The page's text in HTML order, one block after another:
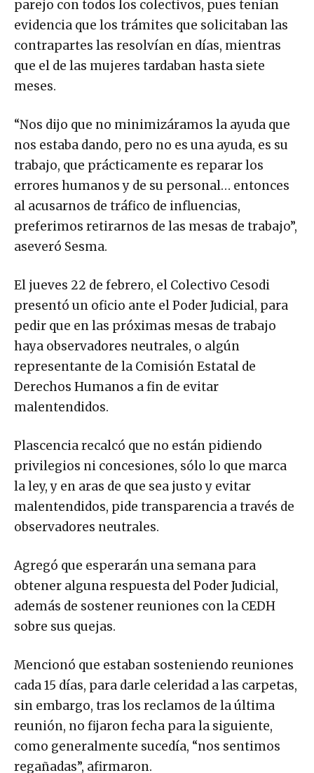
parejo con todos los colectivos, pues tenían
evidencia que los trámites que solicitaban las
contrapartes las resolvían en días, mientras
que el de las mujeres tardaban hasta siete
meses.
“Nos dijo que no minimizáramos la ayuda que
nos estaba dando, pero no es una ayuda, es su
trabajo, que prácticamente es reparar los
errores humanos y de su personal… entonces
al acusarnos de tráfico de influencias,
preferimos retirarnos de las mesas de trabajo”,
aseveró Sesma.
El jueves 22 de febrero, el Colectivo Cesodi
presentó un oficio ante el Poder Judicial, para
pedir que en las próximas mesas de trabajo
haya observadores neutrales, o algún
representante de la Comisión Estatal de
Derechos Humanos a fin de evitar
malentendidos.
Plascencia recalcó que no están pidiendo
privilegios ni concesiones, sólo lo que marca
la ley, y en aras de que sea justo y evitar
malentendidos, pide transparencia a través de
observadores neutrales.
Agregó que esperarán una semana para
obtener alguna respuesta del Poder Judicial,
además de sostener reuniones con la CEDH
sobre sus quejas.
Mencionó que estaban sosteniendo reuniones
cada 15 días, para darle celeridad a las carpetas,
sin embargo, tras los reclamos de la última
reunión, no fijaron fecha para la siguiente,
como generalmente sucedía, “nos sentimos
regañadas”, afirmaron.